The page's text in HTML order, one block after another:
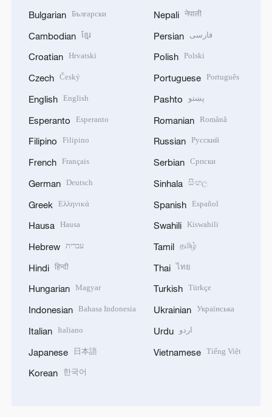
Bulgarian Български
Cambodian ខ្មែរ
Croatian Hrvatski
Czech Český
English English
Esperanto Esperanto
Filipino Filipino
French Français
German Deutsch
Greek Ελληνικά
Hausa Hausa
Hebrew עברית
Hindi हिन्दी
Hungarian Magyar
Indonesian Bahasa Indonesia
Italian Italiano
Japanese 日本語
Korean 한국어
Nepali नेपाली
Persian فارسی
Polish Polski
Portuguese Português
Pashto پښتو
Romanian Română
Russian Русский
Serbian Српски
Sinhala සිංහල
Spanish Español
Swahili Kiswahili
Tamil தமிழ்
Thai ไทย
Turkish Türkçe
Ukrainian Українська
Urdu اردو
Vietnamese Tiếng Việt